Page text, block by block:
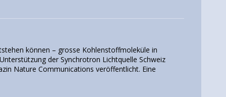
können – grosse Kohlenstoffmoleküle in
der Synchrotron Lichtquelle Schweiz
Nature Communications veröffentlicht. Eine